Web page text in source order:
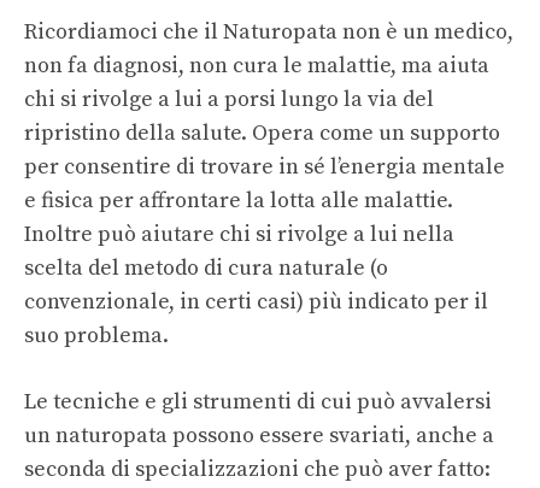
Ricordiamoci che il Naturopata non è un medico,
non fa diagnosi, non cura le malattie, ma aiuta
chi si rivolge a lui a porsi lungo la via del
ripristino della salute. Opera come un supporto
per consentire di trovare in sé l’energia mentale
e fisica per affrontare la lotta alle malattie.
Inoltre può aiutare chi si rivolge a lui nella
scelta del metodo di cura naturale (o
convenzionale, in certi casi) più indicato per il
suo problema.
Le tecniche e gli strumenti di cui può avvalersi
un naturopata possono essere svariati, anche a
seconda di specializzazioni che può aver fatto: